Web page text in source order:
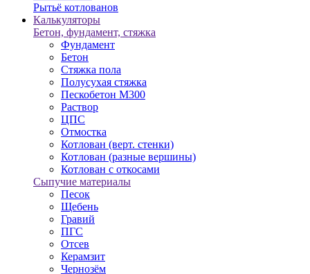
Рытьё котлованов
Калькуляторы
Бетон, фундамент, стяжка
Фундамент
Бетон
Стяжка пола
Полусухая стяжка
Пескобетон М300
Раствор
ЦПС
Отмостка
Котлован (верт. стенки)
Котлован (разные вершины)
Котлован с откосами
Сыпучие материалы
Песок
Щебень
Гравий
ПГС
Отсев
Керамзит
Чернозём